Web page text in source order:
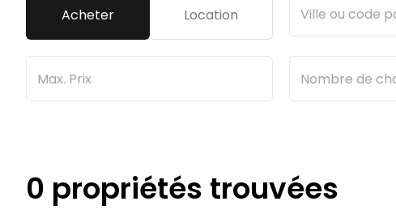
Acheter Location
0 propriétés trouvées